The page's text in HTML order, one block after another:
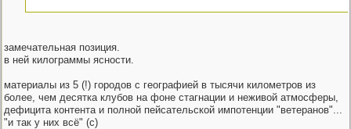
замечательная позиция.
в ней килограммы ясности.
материалы из 5 (!) городов с географией в тысячи километров из
более, чем десятка клубов на фоне стагнации и неживой атмосферы,
дефицита контента и полной пейсательской импотенции "ветеранов"...
"и так у них всё" (с)